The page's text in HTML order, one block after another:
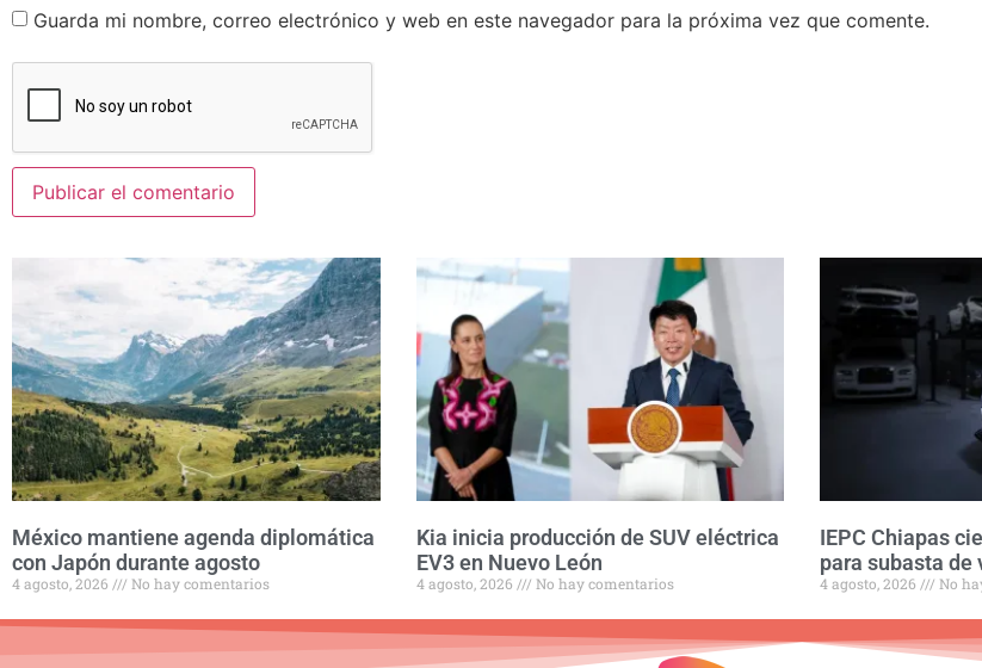
Guarda mi nombre, correo electrónico y web en este navegador para la próxima vez que comente.
México mantiene agenda diplomática
con Japón durante agosto
4 agosto, 2026 No hay comentarios
Kia inicia producción de SUV eléctrica
EV3 en Nuevo León
4 agosto, 2026 No hay comentarios
IEPC Chiapas
para subasta de
4 agosto, 2026 No